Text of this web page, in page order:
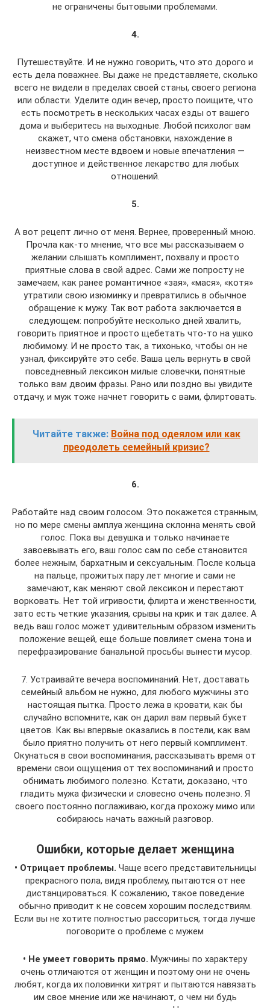
не ограничены бытовыми проблемами.
4.
Путешествуйте. И не нужно говорить, что это дорого и
есть дела поважнее. Вы даже не представляете, сколько
всего не видели в пределах своей станы, своего региона
или области. Уделите один вечер, просто поищите, что
есть посмотреть в нескольких часах езды от вашего
дома и выберитесь на выходные. Любой психолог вам
скажет, что смена обстановки, нахождение в
неизвестном месте вдвоем и новые впечатления —
доступное и действенное лекарство для любых
отношений.
5.
А вот рецепт лично от меня. Вернее, проверенный мною.
Прочла как-то мнение, что все мы рассказываем о
желании слышать комплимент, похвалу и просто
приятные слова в свой адрес. Сами же попросту не
замечаем, как ранее романтичное «зая», «мася», «котя»
утратили свою изюминку и превратились в обычное
обращение к мужу. Так вот работа заключается в
следующем: попробуйте несколько дней хвалить,
говорить приятное и просто щебетать что-то на ушко
любимому. И не просто так, а тихонько, чтобы он не
узнал, фиксируйте это себе. Ваша цель вернуть в свой
повседневный лексикон милые словечки, понятные
только вам двоим фразы. Рано или поздно вы увидите
отдачу, и муж тоже начнет говорить с вами, флиртовать.
Читайте также: Война под одеялом или как
преодолеть семейный кризис?
6.
Работайте над своим голосом. Это покажется странным,
но по мере смены амплуа женщина склонна менять свой
голос. Пока вы девушка и только начинаете
завоевывать его, ваш голос сам по себе становится
более нежным, бархатным и сексуальным. После кольца
на пальце, прожитых пару лет многие и сами не
замечают, как меняют свой лексикон и перестают
ворковать. Нет той игривости, флирта и женственности,
зато есть четкие указания, срывы на крик и так далее. А
ведь ваш голос может удивительным образом изменить
положение вещей, еще больше повлияет смена тона и
перефразирование банальной просьбы вынести мусор.
7. Устраивайте вечера воспоминаний. Нет, доставать
семейный альбом не нужно, для любого мужчины это
настоящая пытка. Просто лежа в кровати, как бы
случайно вспомните, как он дарил вам первый букет
цветов. Как вы впервые оказались в постели, как вам
было приятно получить от него первый комплимент.
Окунаться в свои воспоминания, рассказывать время от
времени свои ощущения от тех воспоминаний и просто
обнимать любимого полезно. Кстати, доказано, что
гладить мужа физически и словесно очень полезно. Я
своего постоянно поглаживаю, когда прохожу мимо или
собираюсь начать важный разговор.
Ошибки, которые делает женщина
• Отрицает проблемы. Чаще всего представительницы
прекрасного пола, видя проблему, пытаются от нее
дистанцироваться. К сожалению, такое поведение
обычно приводит к не совсем хорошим последствиям.
Если вы не хотите полностью рассориться, тогда лучше
поговорите о проблеме с мужем
• Не умеет говорить прямо. Мужчины по характеру
очень отличаются от женщин и поэтому они не очень
любят, когда их половинки хитрят и пытаются навязать
им свое мнение или же начинают, о чем ни будь